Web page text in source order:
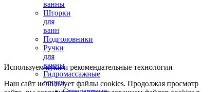
ванны
Шторки
для
ванн
Подголовники
Ручки
для
ванны
Гидромассажные
опции
Используем куки и рекомендательные технологии
Наш сайт использует файлы cookies. Продолжая просмотр